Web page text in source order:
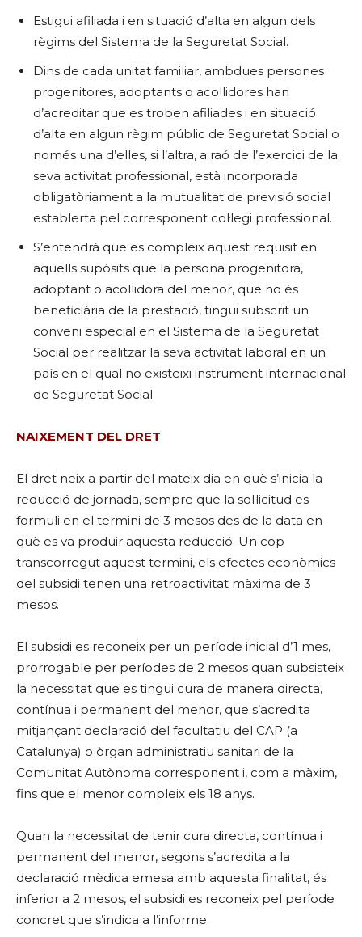
Estigui afiliada i en situació d’alta en algun dels
règims del Sistema de la Seguretat Social.
Dins de cada unitat familiar, ambdues persones
progenitores, adoptants o acollidores han
d’acreditar que es troben afiliades i en situació
d’alta en algun règim públic de Seguretat Social o
només una d’elles, si l’altra, a raó de l’exercici de la
seva activitat professional, està incorporada
obligatòriament a la mutualitat de previsió social
establerta pel corresponent col·legi professional.
S’entendrà que es compleix aquest requisit en
aquells supòsits que la persona progenitora,
adoptant o acollidora del menor, que no és
beneficiària de la prestació, tingui subscrit un
conveni especial en el Sistema de la Seguretat
Social per realitzar la seva activitat laboral en un
país en el qual no existeixi instrument internacional
de Seguretat Social.
NAIXEMENT DEL DRET
El dret neix a partir del mateix dia en què s’inicia la
reducció de jornada, sempre que la sol·licitud es
formuli en el termini de 3 mesos des de la data en
què es va produir aquesta reducció. Un cop
transcorregut aquest termini, els efectes econòmics
del subsidi tenen una retroactivitat màxima de 3
mesos.
El subsidi es reconeix per un període inicial d’1 mes,
prorrogable per períodes de 2 mesos quan subsisteix
la necessitat que es tingui cura de manera directa,
contínua i permanent del menor, que s’acredita
mitjançant declaració del facultatiu del CAP (a
Catalunya) o òrgan administratiu sanitari de la
Comunitat Autònoma corresponent i, com a màxim,
fins que el menor compleix els 18 anys.
Quan la necessitat de tenir cura directa, contínua i
permanent del menor, segons s’acredita a la
declaració mèdica emesa amb aquesta finalitat, és
inferior a 2 mesos, el subsidi es reconeix pel període
concret que s’indica a l’informe.